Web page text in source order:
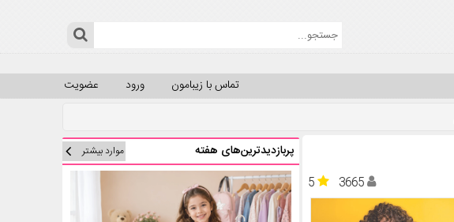
عضویت ورود تماس با زیبامون
5
3665
پربازدیدترین‌های هفته موارد بیشتر